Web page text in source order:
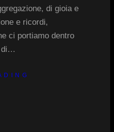
di gioia e
e ricordi,
ci portiamo dentro
di…